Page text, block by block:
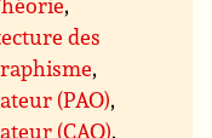
des
,
(PAO),
(CAO),